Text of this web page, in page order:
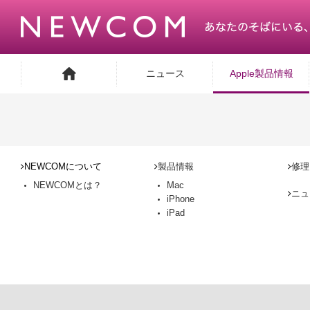
ニュース Apple製品情報
NEWCOMについて
NEWCOMとは？
製品情報
Mac
iPhone
iPad
修
ニ